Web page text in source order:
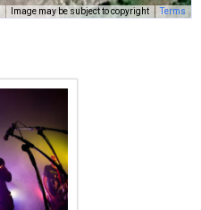
Image may be subject to copyright Terms